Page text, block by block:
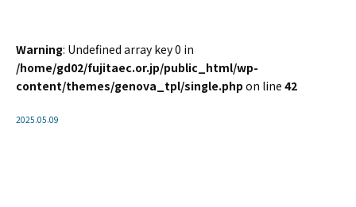
Warning: Undefined array key 0 in
/home/gd02/fujitaec.or.jp/public_html/wp-
content/themes/genova_tpl/single.php on line 42
2025.05.09